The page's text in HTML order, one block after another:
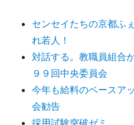
センセイたちの京都ふ
れ若人！
対話する。教職員組合
９９回中央委員会
今年も給料のベースア
会勧告
採用試験突破ゼミ